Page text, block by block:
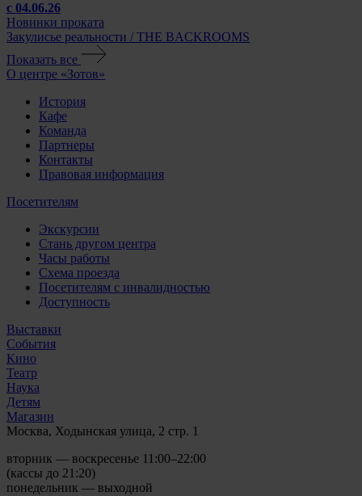
с 04.06.26
Новинки проката
Закулисье реальности / THE BACKROOMS
Показать все
О центре «Зотов»
История
Кафе
Команда
Партнеры
Контакты
Правовая информация
Посетителям
Экскурсии
Стань другом центра
Часы работы
Схема проезда
Посетителям с инвалидностью
Доступность
Выставки
События
Кино
Театр
Наука
Детям
Магазин
Москва, Ходынская улица, 2 стр. 1
вторник — воскресенье 11:00–22:00
(кассы до 21:20)
понедельник — выходной